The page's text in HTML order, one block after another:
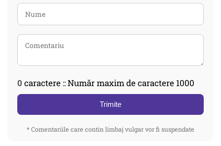
0 caractere :: Număr maxim de caractere 1000
Trimite
* Comentariile care contin limbaj vulgar vor fi suspendate